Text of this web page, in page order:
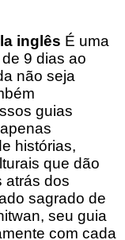
inglês É uma
9 dias ao
não seja
guias
histórias,
que dão
atrás dos
sagrado de
seu guia
com cada